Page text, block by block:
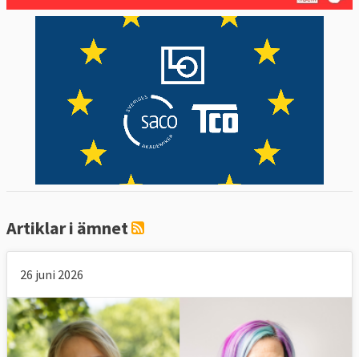
Artiklar i ämnet
26 juni 2026